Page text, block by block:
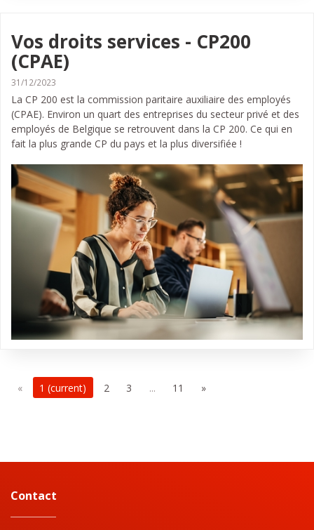
Vos droits services - CP200
(CPAE)
31/12/2023
La CP 200 est la commission paritaire auxiliaire des employés
(CPAE). Environ un quart des entreprises du secteur privé et des
employés de Belgique se retrouvent dans la CP 200. Ce qui en
fait la plus grande CP du pays et la plus diversifiée !
« 1(current) 2 3 ... 11 »
Contact